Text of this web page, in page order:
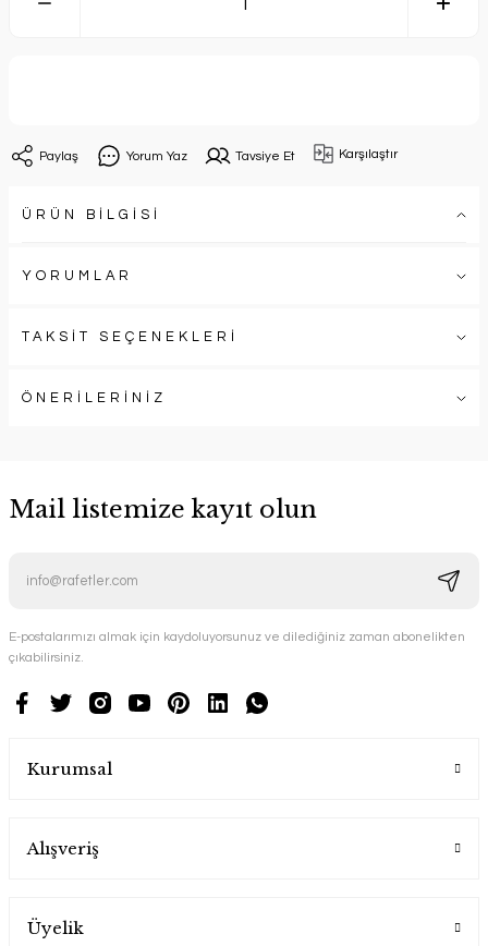
Paylaş Yorum Yaz Tavsiye Et Karşılaştır
ÜRÜN BİLGİSİ
YORUMLAR
TAKSİT SEÇENEKLERİ
ÖNERİLERİNİZ
Mail listemize kayıt olun
E-postalarımızı almak için kaydoluyorsunuz ve dilediğiniz zaman abonelikten
çıkabilirsiniz.
Kurumsal
Alışveriş
Üyelik